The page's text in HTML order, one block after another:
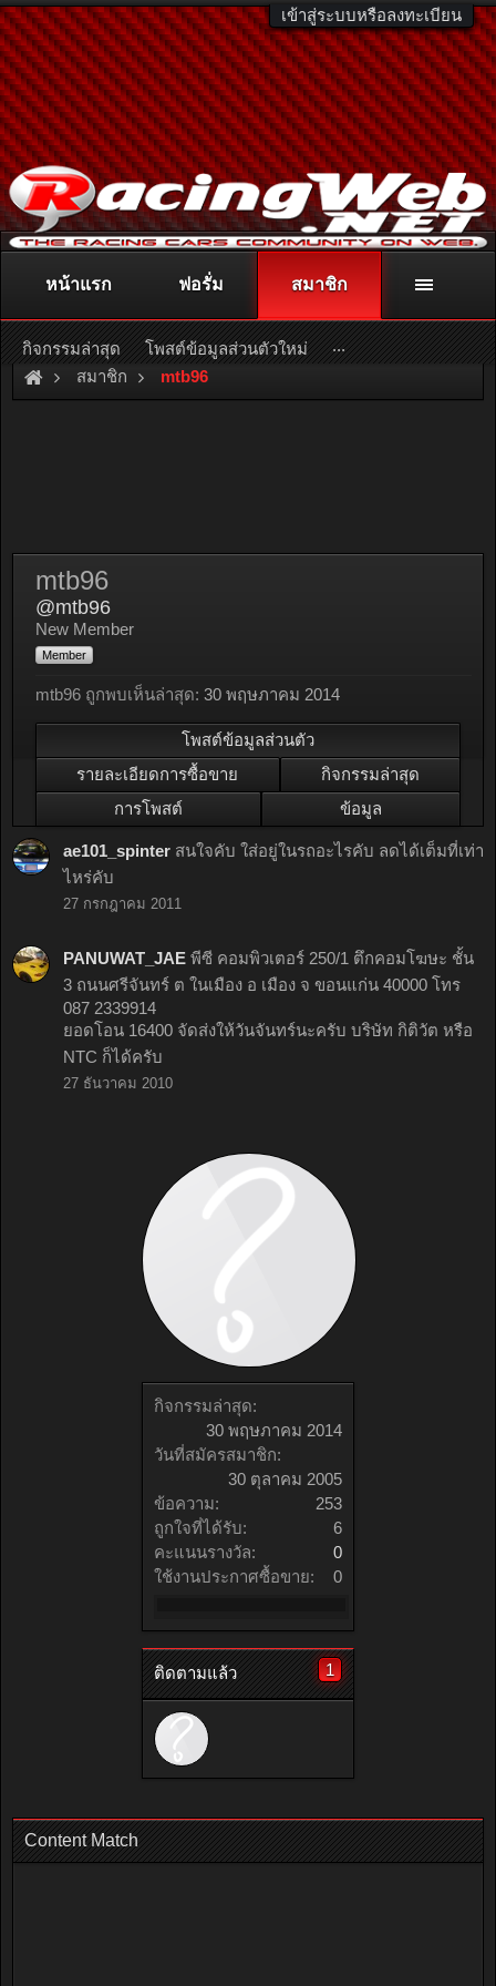
เข้าสู่ระบบหรือลงทะเบียน
ติดต่อลงโฆษณา racingweb@gmail.comหรือโทร. 081-811-1138
หรืออ่านรายละเอียดเพิ่มเติม คลิกที่นี่
สมาชิก mtb96
กิจกรรมล่าสุด:
30 พฤษภาคม 2014
วันที่สมัครสมาชิก:
30 ตุลาคม 2005
ข้อความ:
253
ถูกใจที่ได้รับ:
6
คะแนนรางวัล:
0
ใช้งานประกาศซื้อขาย:
0
ติดตามแล้ว 1
mtb96
@mtb96
New Member
Member
mtb96 ถูกพบเห็นล่าสุด: 30 พฤษภาคม 2014
โพสต์ข้อมูลส่วนตัว
รายละเอียดการซื้อขาย
กิจกรรมล่าสุด
การโพสต์
ข้อมูล
ae101_spinter สนใจคับ ใส่อยู่ในรถอะไรคับ ลดได้เต็มที่เท่า
ไหร่คับ
27 กรกฎาคม 2011
PANUWAT_JAE พีซี คอมพิวเตอร์ 250/1 ตึกคอมโฆษะ ชั้น
3 ถนนศรีจันทร์ ต ในเมือง อ เมือง จ ขอนแก่น 40000 โทร
087 2339914
ยอดโอน 16400 จัดส่งให้วันจันทร์นะครับ บริษัท กิติวัต หรือ
NTC ก็ได้ครับ
27 ธันวาคม 2010
Content Match
หน้าแรก ฟอรั่ม สมาชิก
กิจกรรมล่าสุด โพสต์ข้อมูลส่วนตัวใหม่ ...